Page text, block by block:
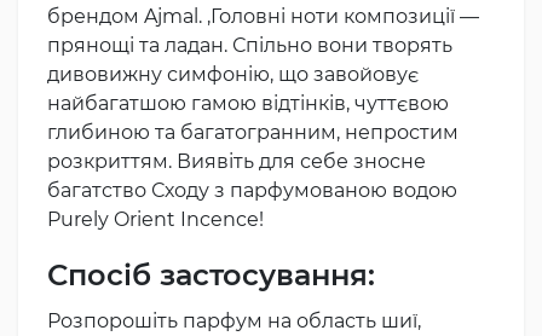
брендом Ajmal. ‚Головні ноти композиції —
прянощі та ладан. Спільно вони творять
дивовижну симфонію, що завойовує
найбагатшою гамою відтінків, чуттєвою
глибиною та багатогранним, непростим
розкриттям. Виявіть для себе зносне
багатство Сходу з парфумованою водою
Purely Orient Incence!
Спосіб застосування:
Розпорошіть парфум на область шиї,